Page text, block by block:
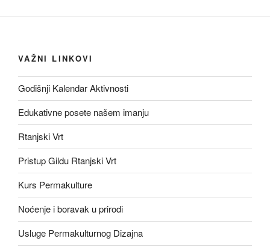
VAŽNI LINKOVI
Godišnji Kalendar Aktivnosti
Edukativne posete našem imanju
Rtanjski Vrt
Pristup Gildu Rtanjski Vrt
Kurs Permakulture
Noćenje i boravak u prirodi
Usluge Permakulturnog Dizajna